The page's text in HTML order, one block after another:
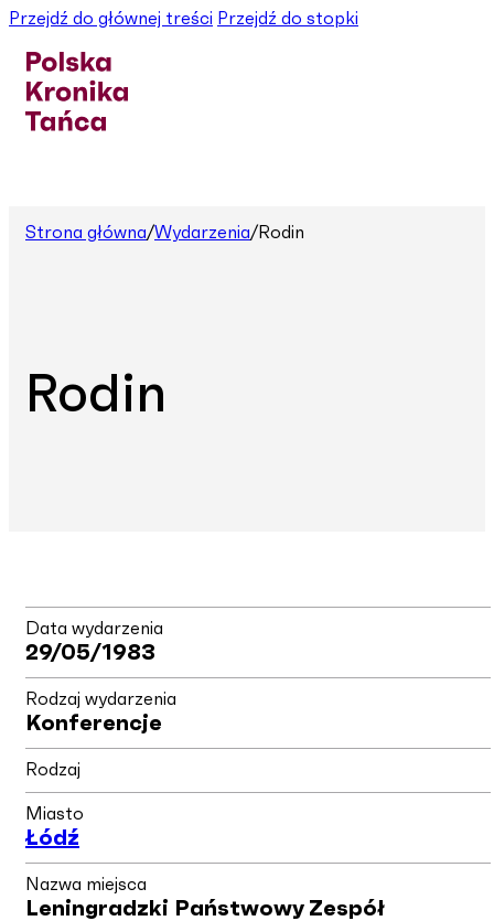
Przejdź do głównej treści Przejdź do stopki
Strona główna/Wydarzenia/Rodin
Rodin
Data wydarzenia
29/05/1983
Rodzaj wydarzenia
Konferencje
Rodzaj
Miasto
Łódź
Nazwa miejsca
Leningradzki Państwowy Zespół